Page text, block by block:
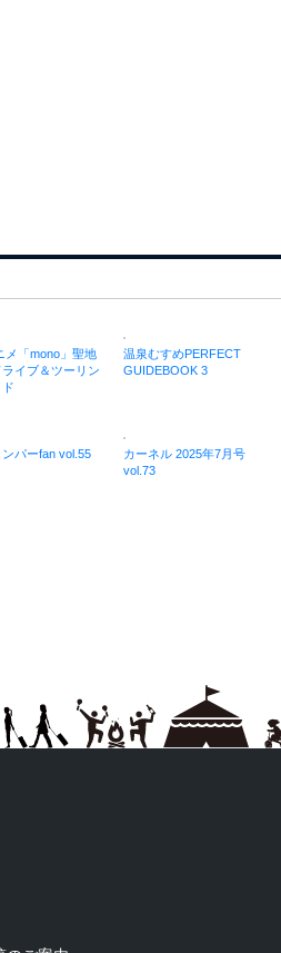
メ「mono」聖地
イブ＆ツーリン
温泉むすめPERFECT
GUIDEBOOK 3
パーfan vol.55
カーネル 2025年7月号
vol.73